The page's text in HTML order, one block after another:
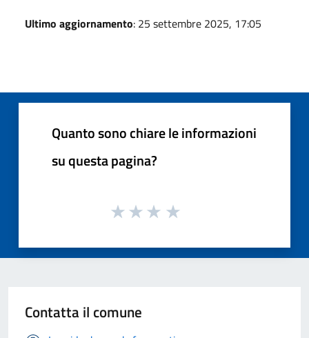
Ultimo aggiornamento: 25 settembre 2025, 17:05
Quanto sono chiare le informazioni
su questa pagina?
Contatta il comune